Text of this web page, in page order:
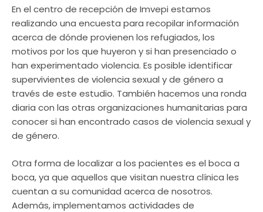
En el centro de recepción de Imvepi estamos
realizando una encuesta para recopilar información
acerca de dónde provienen los refugiados, los
motivos por los que huyeron y si han presenciado o
han experimentado violencia. Es posible identificar
supervivientes de violencia sexual y de género a
través de este estudio. También hacemos una ronda
diaria con las otras organizaciones humanitarias para
conocer si han encontrado casos de violencia sexual y
de género.
Otra forma de localizar a los pacientes es el boca a
boca, ya que aquellos que visitan nuestra clínica les
cuentan a su comunidad acerca de nosotros.
Además, implementamos actividades de